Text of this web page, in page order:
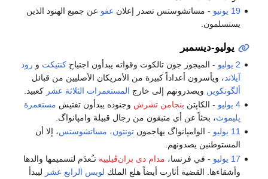
19 يونيو
- مساتشوستس تصدر إعلان عفو عن جميع الهنود الذين
يستسلمون.
يوليو-ديسمبر
2 يوليو - الميجور جون تالكوت وقواته يبدأون اجتياحكنتيكت و رود
آيلاند، ويأسرون أعداداً كبيرة من الأمريكان الأصليين من قبائل
ألگونكوين ويصدرونهم إلى خارج المستعمرات الثلاثة عشر كعبيد.
4 يوليو
- الكاپتن بنجامن تشرش وجنوده يبدأون تفتيش مستعمرة
پليموث، بحثاً عن أي متبقون من رجال قبيلة وامپانواگ.
11 يوليو
- الوامپانواگ يهاجمونتونتون، مساتشوستس، إلا أن
المستوطنين يصدونهم.
17 يوليو
- في فرنسا، مدام دى بران‌ڤيلييه تـُعدَم لتسميمها والدها
وأشقاءها. القضية أثارت أيضاً هلع الملك لويس الرابع عشر ليبدأ